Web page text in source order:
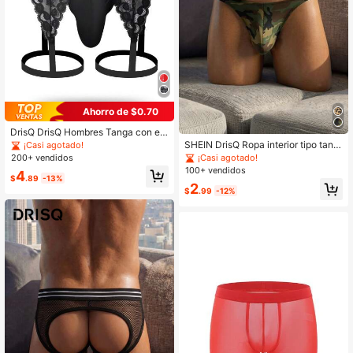
Ahorro de $0.70
DrisQ DrisQ Hombres Tanga con en
caje floral con liga
¡Casi agotado!
200+ vendidos
$4.89 -13%
SHEIN DrisQ Ropa interior tipo tang
a sexy para hombres, lencería elásti
ca y suave que revela
¡Casi agotado!
100+ vendidos
$2.99 -12%